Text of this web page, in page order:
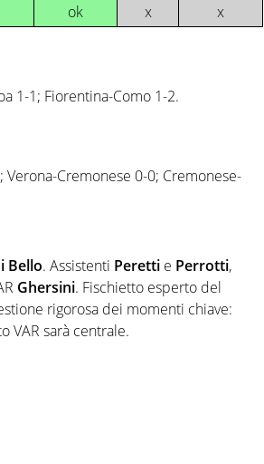
ok x x
1-1; Fiorentina-Como 1-2.
Cremonese 0-0; Cremonese-
Bello. Assistenti Peretti e Perrotti,
Ghersini. Fischietto esperto del
rigorosa dei momenti chiave:
VAR sarà centrale.